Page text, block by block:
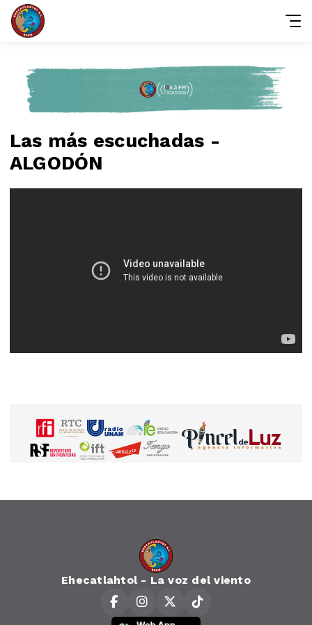
Las más escuchadas -
ALGODÓN
Ehecatlahtol - La voz del viento